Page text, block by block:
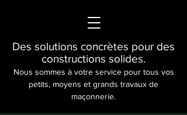
Des solutions concrètes pour des
constructions solides.
Nous sommes à votre service pour tous vos
petits, moyens et grands travaux de
maçonnerie.